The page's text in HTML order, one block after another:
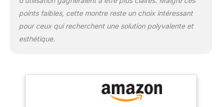
dans le sang à tout
moment pour vous aider
à garder une trace de
équipée d’un logiciel
d’analyse de données de
santé, et vous pouvez
points faibles, cette montre reste un choix intéressant
pour ceux qui recherchent une solution polyvalente et
esthétique.